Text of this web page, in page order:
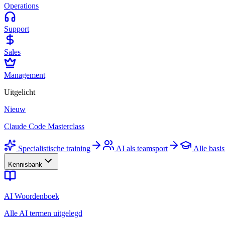
Operations
Support
Sales
Management
Uitgelicht
Nieuw
Claude Code Masterclass
Specialistische training AI als teamsport Alle
Kennisbank
AI Woordenboek
Alle AI termen uitgelegd